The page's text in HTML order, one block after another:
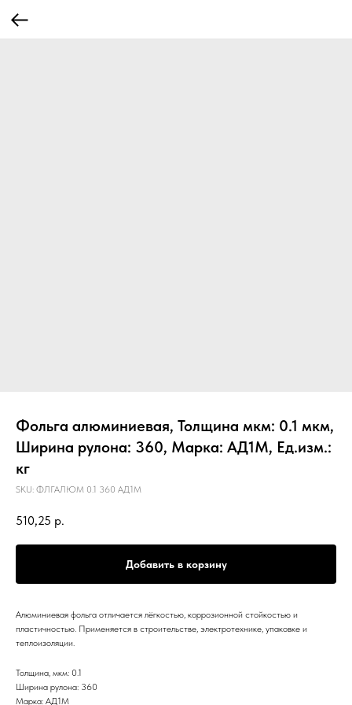
Фольга алюминиевая, Толщина мкм: 0.1 мкм,
Ширина рулона: 360, Марка: АД1М, Ед.изм.:
кг
SKU: ФЛГАЛЮМ 0.1 360 АД1М
510,25 р.
Добавить в корзину
Алюминиевая фольга отличается лёгкостью, коррозионной стойкостью и
пластичностью. Применяется в строительстве, электротехнике, упаковке и
теплоизоляции.
Толщина, мкм: 0.1
Ширина рулона: 360
Марка: АД1М